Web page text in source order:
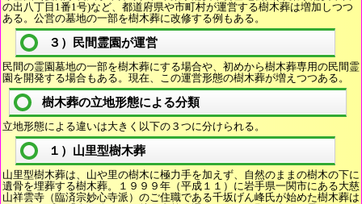
の出八丁目1番1号)など、都道府県や市町村が運営する樹木葬は増加しつつ
ある。公営の墓地の一部を樹木葬に改修する例もある。
３）民間霊園が運営
民間の霊園墓地の一部を樹木葬にする場合や、初めから樹木葬専用の民間霊
園を開発する場合もある。現在、この運営形態の樹木葬が増えつつある。
樹木葬の立地形態による分類
立地形態による違いは大きく以下の３つに分けられる。
１）山里型樹木葬
山里型樹木葬は、山や里の樹木に極力手を加えず、自然のままの樹木の下に
遺骨を埋葬する樹木葬。１９９９年（平成１１）に岩手県一関市にある大慈
山祥雲寺（臨済宗妙心寺派）のご住職である千坂げん峰氏が始めた樹木葬は